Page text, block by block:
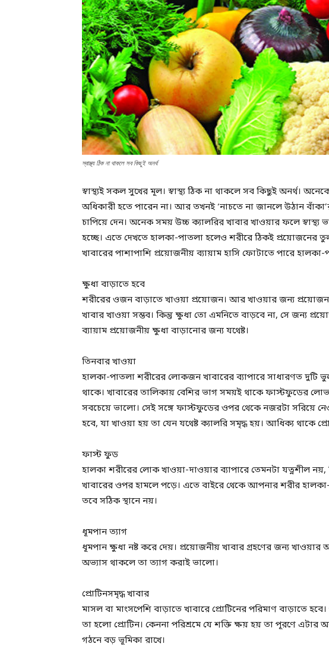
স্বাস্থ্য ঠিক না থাকলে সব কিছুই অনর্থ
স্বাস্থ্যই সকল সুখের মূল। স্বাস্থ্য ঠিক না থাকলে সব কিছুই অনর্থ।
অধিকারী হতে পারেন না। আর তখনই ‘নাচতে না জানলে উঠান
চাপিয়ে দেন। অনেক সময় উচ্চ ক্যালরির খাবার খাওয়ার ফলে
হচ্ছে। এতে দেখতে হালকা-পাতলা হলেও শরীরে ঠিকই প্রয়োজনের
খাবারের পাশাপাশি প্রয়োজনীয় ব্যায়াম হাসি ফোটাতে পারে
ক্ষুধা বাড়াতে হবে
শরীরের ওজন বাড়াতে খাওয়া প্রয়োজন। আর খাওয়ার জন্য প্রয়োজন
খাবার খাওয়া সম্ভব। কিন্তু ক্ষুধা তো এমনিতে বাড়বে না, সে জন্য
ব্যায়াম প্রয়োজনীয় ক্ষুধা বাড়ানোর জন্য যথেষ্ট।
তিনবার খাওয়া
হালকা-পাতলা শরীরের লোকজন খাবারের ব্যাপারে সাধারণত দুটি
থাকে। খাবারের তালিকায় বেশির ভাগ সময়ই থাকে ফাস্টফুডের
সবচেয়ে ভালো। সেই সঙ্গে ফাস্টফুডের ওপর থেকে নজরটা সরিয়ে
হবে, যা খাওয়া হয় তা যেন যথেষ্ট ক্যালরি সমৃদ্ধ হয়। আধিক্য থাকে
ফাস্ট ফুড
হালকা শরীরের লোক খাওয়া-দাওয়ার ব্যাপারে তেমনটা যত্নশীল
খাবারের ওপর হামলে পড়ে। এতে বাইরে থেকে আপনার শরীর
তবে সঠিক স্থানে নয়।
ধূমপান ত্যাগ
ধূমপান ক্ষুধা নষ্ট করে দেয়। প্রয়োজনীয় খাবার গ্রহণের জন্য
অভ্যাস থাকলে তা ত্যাগ করাই ভালো।
প্রোটিনসমৃদ্ধ খাবার
মাসল বা মাংসপেশি বাড়াতে খাবারে প্রোটিনের পরিমাণ বাড়াতে
তা হলো প্রোটিন। কেননা পরিশ্রমে যে শক্তি ক্ষয় হয় তা পূরণে এটার
গঠনে বড় ভূমিকা রাখে।